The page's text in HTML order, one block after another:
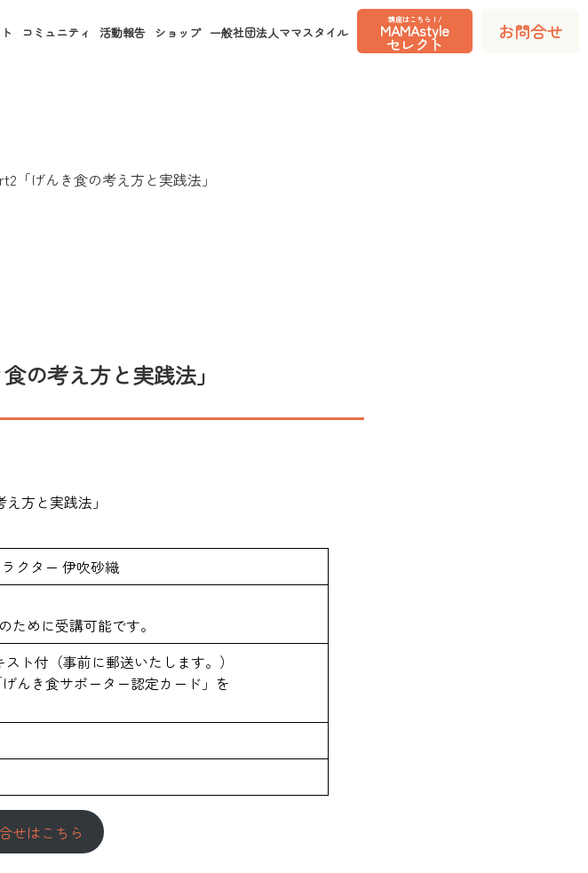
コミュニティ 活動報告 ショップ 一般社団法人ママスタイル
講座はこちら！/
MAMAstyle
セレクト
お問合せ
「げんき食の考え方と実践法」
の考え方と実践法」
クター 伊吹砂織
めに受講可能です。
ト付（事前に郵送いたします。）
んき食サポーター認定カード」を
せはこちら